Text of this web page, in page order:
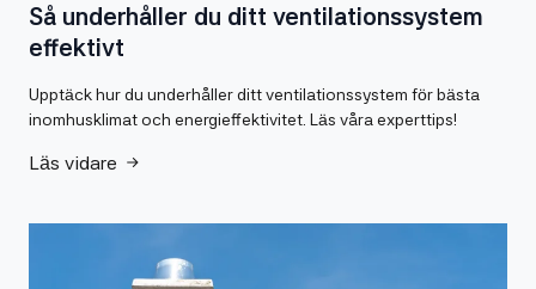
Så underhåller du ditt ventilationssystem
effektivt
Upptäck hur du underhåller ditt ventilationssystem för bästa
inomhusklimat och energieffektivitet. Läs våra experttips!
Läs vidare